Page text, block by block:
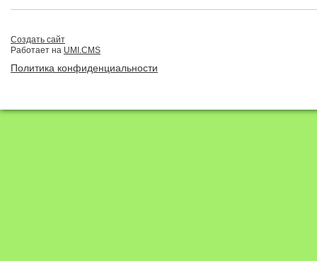
Создать сайт
Работает на UMI.CMS
Политика конфиденциальности